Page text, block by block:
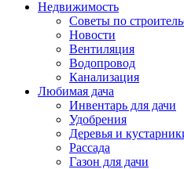
Недвижимость
Советы по
Новости
Вентиляция
Водопровод
Канализация
Любимая дача
Инвентарь для дачи
Удобрения
Деревья и
Рассада
Газон для дачи